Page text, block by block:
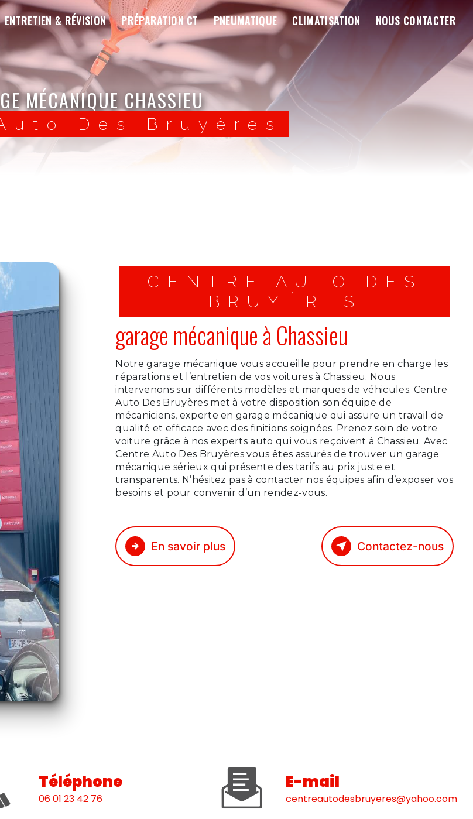
ENTRETIEN & RÉVISION PRÉPARATION CT PNEUMATIQUE CLIMATISATION NOUS CONTACTER
MÉCANIQUE CHASSIEU
Des Bruyères
CENTRE AUTO DES
BRUYÈRES
garage mécanique à Chassieu
Notre garage mécanique vous accueille pour prendre en charge les
réparations et l’entretien de vos voitures à Chassieu. Nous
intervenons sur différents modèles et marques de véhicules. Centre
Auto Des Bruyères met à votre disposition son équipe de
mécaniciens, experte en garage mécanique qui assure un travail de
qualité et efficace avec des finitions soignées. Prenez soin de votre
voiture grâce à nos experts auto qui vous reçoivent à Chassieu. Avec
Centre Auto Des Bruyères vous êtes assurés de trouver un garage
mécanique sérieux qui présente des tarifs au prix juste et
transparents. N’hésitez pas à contacter nos équipes afin d’exposer vos
besoins et pour convenir d’un rendez-vous.
En savoir plus Contactez-nous
Téléphone
06 01 23 42 76
E-mail
centreautodesbruyeres@yahoo.com